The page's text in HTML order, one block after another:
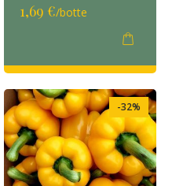
1,69 €/botte
-32%